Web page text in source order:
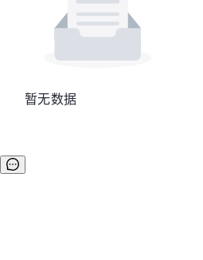
暂无数据